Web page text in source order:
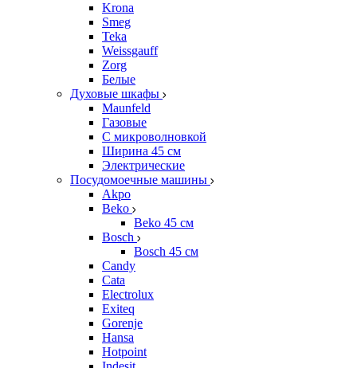
Krona
Smeg
Teka
Weissgauff
Zorg
Белые
Духовые шкафы
Maunfeld
Газовые
С микроволновкой
Ширина 45 см
Электрические
Посудомоечные машины
Akpo
Beko
Beko 45 см
Bosch
Bosch 45 см
Candy
Cata
Electrolux
Exiteq
Gorenje
Hansa
Hotpoint